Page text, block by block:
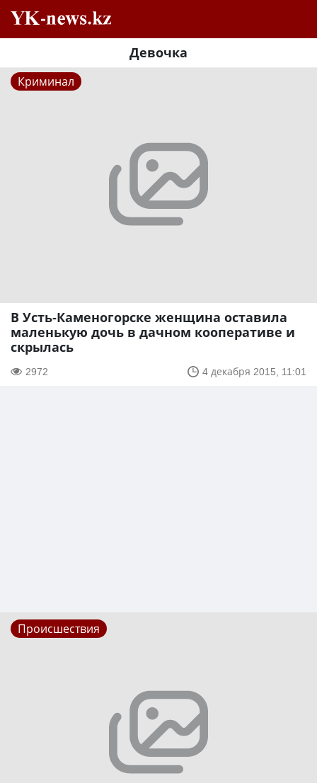
Девочка
Криминал
В Усть-Каменогорске женщина оставила
маленькую дочь в дачном кооперативе и
скрылась
2972 4 декабря 2015, 11:01
Происшествия